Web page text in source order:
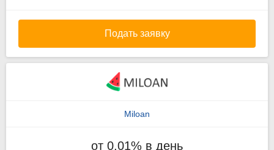
Подать заявку
Miloan
от 0,01% в день